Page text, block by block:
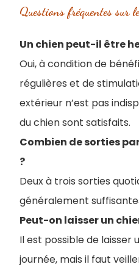
Questions fréquentes sur
Un chien peut-il être
Oui, à condition de
régulières et de
extérieur n’est pas
du chien sont satisfaits.
Combien de sorties
?
Deux à trois sorties
généralement
Peut-on laisser un
Il est possible de laisser
journée, mais il faut